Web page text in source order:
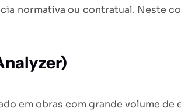
normativa ou contratual. Neste
em obras com grande volume